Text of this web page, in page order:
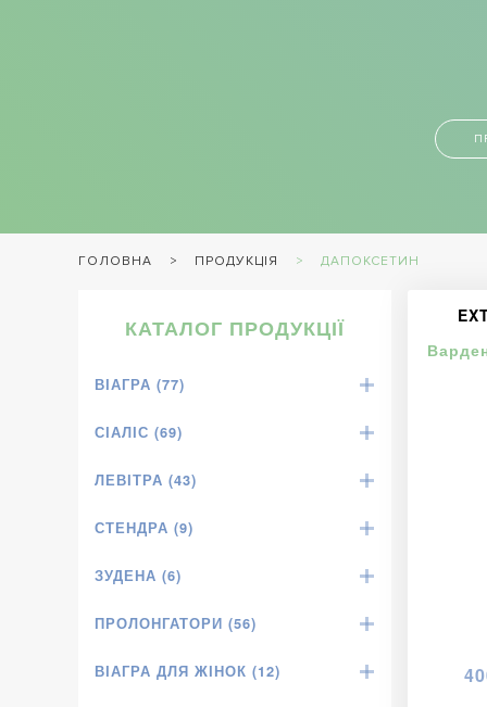
ГОЛОВНА ПРОДУКЦІЯ ДАПОКСЕТИН
КАТАЛОГ ПРОДУКЦІЇ
ВІАГРА (77)
СІАЛІС (69)
ЛЕВІТРА (43)
СТЕНДРА (9)
ЗУДЕНА (6)
ПРОЛОНГАТОРИ (56)
ВІАГРА ДЛЯ ЖІНОК (12)